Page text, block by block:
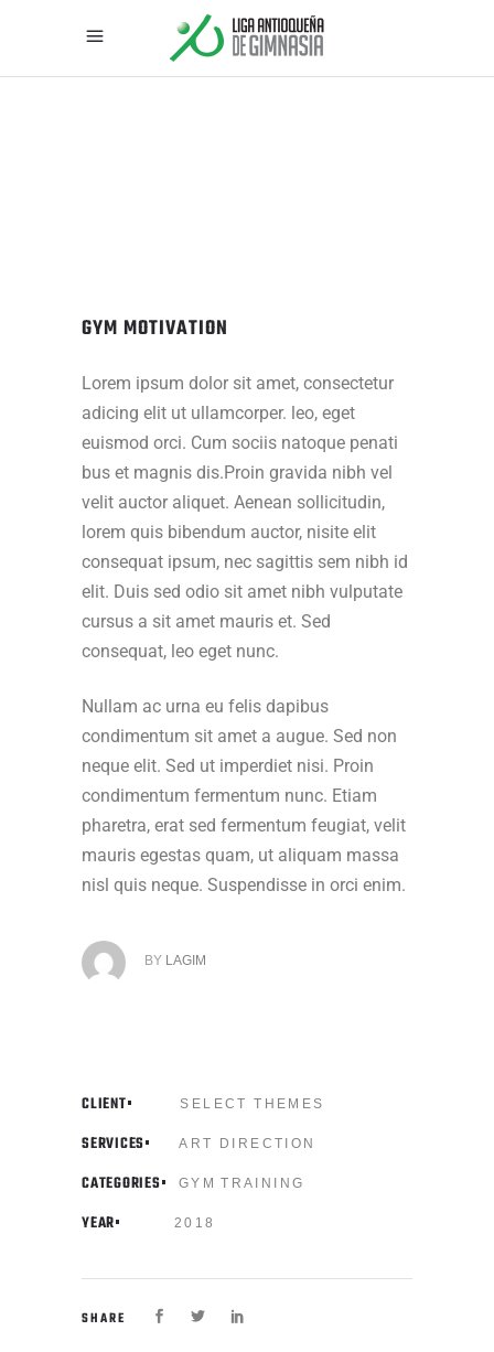
GYM MOTIVATION
Lorem ipsum dolor sit amet, consectetur
adicing elit ut ullamcorper. leo, eget
euismod orci. Cum sociis natoque penati
bus et magnis dis.Proin gravida nibh vel
velit auctor aliquet. Aenean sollicitudin,
lorem quis bibendum auctor, nisite elit
consequat ipsum, nec sagittis sem nibh id
elit. Duis sed odio sit amet nibh vulputate
cursus a sit amet mauris et. Sed
consequat, leo eget nunc.
Nullam ac urna eu felis dapibus
condimentum sit amet a augue. Sed non
neque elit. Sed ut imperdiet nisi. Proin
condimentum fermentum nunc. Etiam
pharetra, erat sed fermentum feugiat, velit
mauris egestas quam, ut aliquam massa
nisl quis neque. Suspendisse in orci enim.
BY LAGIM
CLIENT SELECT THEMES
SERVICES ART DIRECTION
CATEGORIES GYM TRAINING
YEAR 2018
SHARE